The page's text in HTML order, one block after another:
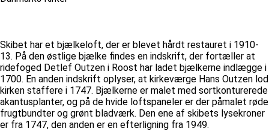
Skibet har et bjælkeloft, der er blevet hårdt restauret i 1910-
13. På den østlige bjælke findes en indskrift, der fortæller at
ridefoged Detlef Outzen i Roost har ladet bjælkerne indlægge i
1700. En anden indskrift oplyser, at kirkeværge Hans Outzen lod
kirken staffere i 1747. Bjælkerne er malet med sortkonturerede
akantusplanter, og på de hvide loftspaneler er der påmalet røde
frugtbundter og grønt bladværk. Den ene af skibets lysekroner
er fra 1747, den anden er en efterligning fra 1949.